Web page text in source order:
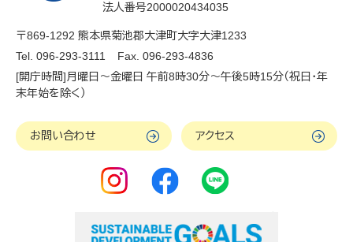
法人番号2000020434035
〒869-1292 熊本県菊池郡大津町大字大津1233
Tel. 096-293-3111
Fax. 096-293-4836
[開庁時間]月曜日～金曜日 午前8時30分～午後5時15分（祝日・年
末年始を除く）
お問い合わせ アクセス